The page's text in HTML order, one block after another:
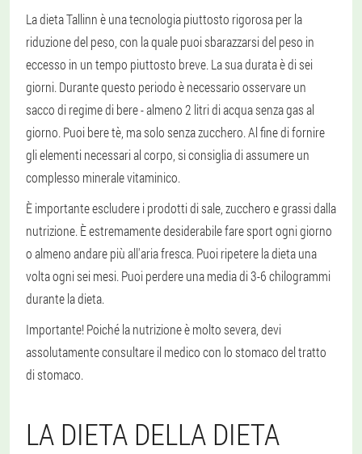
La dieta Tallinn è una tecnologia piuttosto rigorosa per la
riduzione del peso, con la quale puoi sbarazzarsi del peso in
eccesso in un tempo piuttosto breve. La sua durata è di sei
giorni. Durante questo periodo è necessario osservare un
sacco di regime di bere - almeno 2 litri di acqua senza gas al
giorno. Puoi bere tè, ma solo senza zucchero. Al fine di fornire
gli elementi necessari al corpo, si consiglia di assumere un
complesso minerale vitaminico.
È importante escludere i prodotti di sale, zucchero e grassi dalla
nutrizione. È estremamente desiderabile fare sport ogni giorno
o almeno andare più all'aria fresca. Puoi ripetere la dieta una
volta ogni sei mesi. Puoi perdere una media di 3-6 chilogrammi
durante la dieta.
Importante!Poiché la nutrizione è molto severa, devi
assolutamente consultare il medico con lo stomaco del tratto
di stomaco.
LA DIETA DELLA DIETA